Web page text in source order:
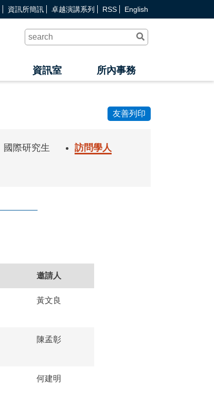
資訊所簡訊 卓越演講系列 RSS English
出
資訊室 所內事務
友善列印
國際研究生
訪問學人
邀請人
黃文良
陳孟彰
何建明